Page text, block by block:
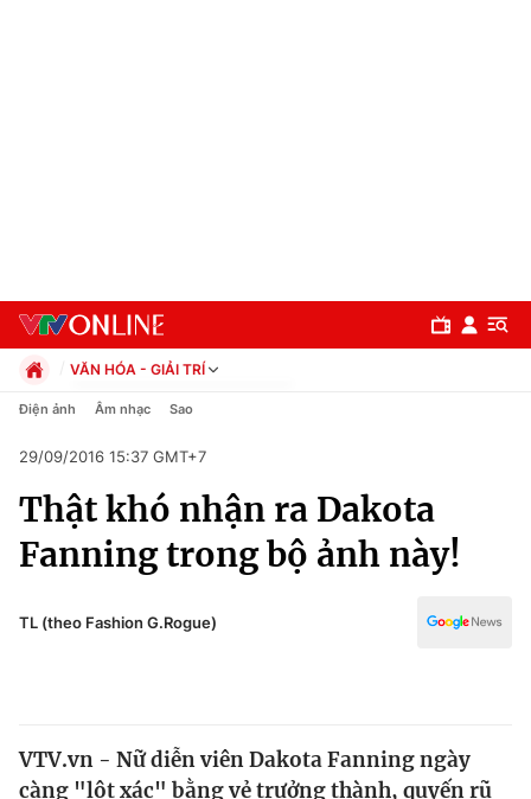
Chuyên mục
Chính trị
VĂN HÓA - GIẢI TRÍ
Chính trị
Pháp luật
Kinh tế
Thể thao
Truyền hình
Y tế
Điện ảnh Âm nhạc Sao
29/09/2016 15:37 GMT+7
Thật khó nhận ra Dakota
Fanning trong bộ ảnh này!
TL (theo Fashion G.Rogue)
VTV.vn - Nữ diễn viên Dakota Fanning ngày
càng "lột xác" bằng vẻ trưởng thành, quyến rũ